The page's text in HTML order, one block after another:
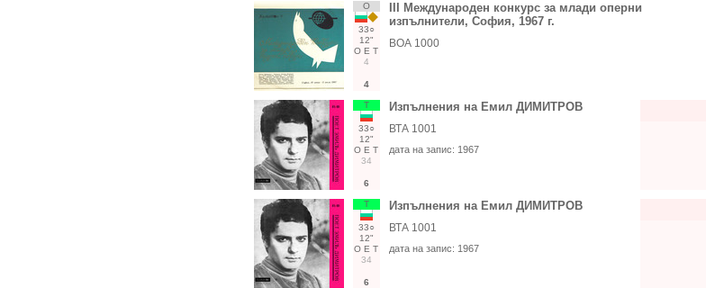
О
33○
12"
О Е Т
4
4
III Международен конкурс за млади оперни
изпълнители, София, 1967 г.
ВОА 1000
Т
33○
12"
О Е Т
34
6
Изпълнения на Емил ДИМИТРОВ
ВТА 1001
дата на запис: 1967
Т
33○
12"
О Е Т
34
6
Изпълнения на Емил ДИМИТРОВ
ВТА 1001
дата на запис: 1967